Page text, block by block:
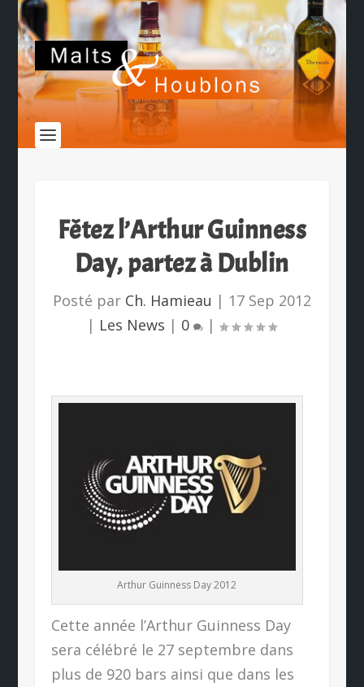
Fêtez l’Arthur Guinness
Day, partez à Dublin
Posté par Ch. Hamieau | 17 Sep 2012
| Les News | 0 |
Arthur Guinness Day 2012
Cette année l’Arthur Guinness Day
sera célébré le 27 septembre dans
plus de 920 bars ainsi que dans les